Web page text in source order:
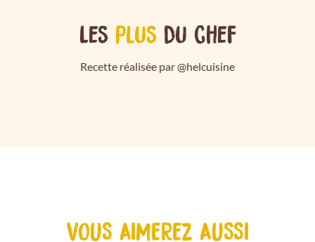
Les plusdu chef
Recette réalisée par @helcuisine
VOUS AIMEREZ AUSSI